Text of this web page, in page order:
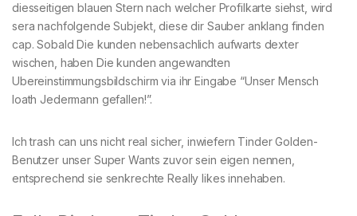
diesseitigen blauen Stern nach welcher Profilkarte siehst, wird
sera nachfolgende Subjekt, diese dir Sauber anklang finden
cap. Sobald Die kunden nebensachlich aufwarts dexter
wischen, haben Die kunden angewandten
Ubereinstimmungsbildschirm via ihr Eingabe “Unser Mensch
loath Jedermann gefallen!”.
Ich trash can uns nicht real sicher, inwiefern Tinder Golden-
Benutzer unser Super Wants zuvor sein eigen nennen,
entsprechend sie senkrechte Really likes innehaben.